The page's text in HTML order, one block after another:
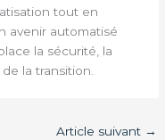
tout en
avenir automatisé
la sécurité, la
la transition.
Article suivant →